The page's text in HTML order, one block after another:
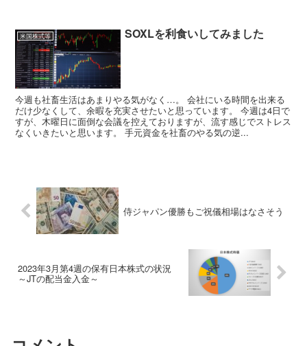
米国株式等 SOXLを利食いしてみました
今週も社畜生活はあまりやる気がなく…。 会社にいる時間を出来る
だけ少なくして、余暇を充実させたいと思っています。 今週は4日で
すが、木曜日に面倒な会議を控えておりますが、流す感じでストレス
なくいきたいと思います。 手元資金を社畜のやる気の逆...
侍ジャパン優勝もご祝儀相場はなさそう
2023年3月第4週の保有日本株式の状況
～JTの配当金入金～